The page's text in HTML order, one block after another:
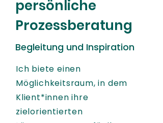
persönliche
Prozessberatung
Begleitung und Inspiration
Ich biete einen
Möglichkeitsraum, in dem
Klient*innen ihre
zielorientierten